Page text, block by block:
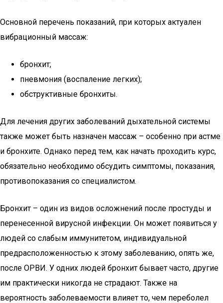
Основной перечень показаний, при которых актуален
вибрационный массаж:
бронхит;
пневмония (воспаление легких);
обструктивные бронхиты.
Для лечения других заболеваний дыхательной системы
также может быть назначен массаж – особенно при астме
и бронхите. Однако перед тем, как начать проходить курс,
обязательно необходимо обсудить симптомы, показания,
противопоказания со специалистом.
Бронхит – один из видов осложнений после простуды и
перенесенной вирусной инфекции. Он может появиться у
людей со слабым иммунитетом, индивидуальной
предрасположенностью к этому заболеванию, опять же,
после ОРВИ. У одних людей бронхит бывает часто, другие
им практически никогда не страдают. Также на
вероятность заболеваемости влияет то, чем переболел